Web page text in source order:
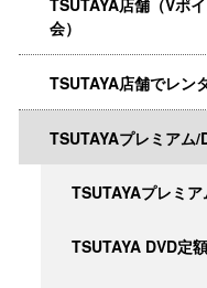
TSUTAYA店舗（Vポ
会）
TSUTAYA店舗でレン
TSUTAYAプレミアム/
TSUTAYAプレミ
TSUTAYA DVD定額